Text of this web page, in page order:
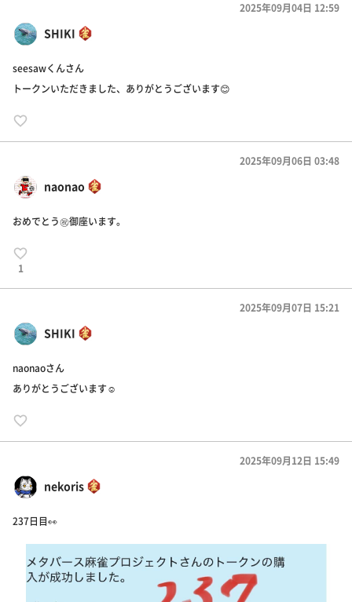
SHIKI
2025年09月04日 12:59
seesawくんさん
トークンいただきました、ありがとうございます😊
naonao
2025年09月06日 03:48
おめでとう㊗️御座います。
1
SHIKI
2025年09月07日 15:21
naonaoさん
ありがとうございます☺️
nekoris
2025年09月12日 15:49
237日目👀